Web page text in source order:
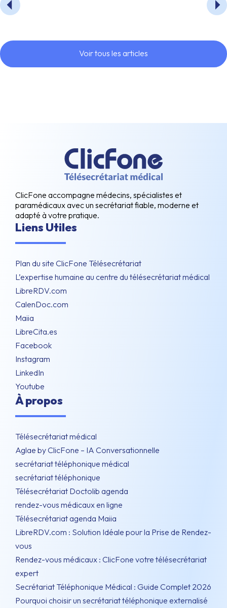
Voir tous les articles
ClicFone accompagne médecins, spécialistes et
paramédicaux avec un secrétariat fiable, moderne et
adapté à votre pratique.
Liens Utiles
Plan du site ClicFone Télésecrétariat
L’expertise humaine au centre du télésecrétariat médical
LibreRDV.com
CalenDoc.com
Maiia
LibreCita.es
Facebook
Instagram
LinkedIn
Youtube
À propos
Télésecrétariat médical
Aglae by ClicFone – IA Conversationnelle
secrétariat téléphonique médical
secrétariat téléphonique
Télésecrétariat Doctolib agenda
rendez-vous médicaux en ligne
Télésecrétariat agenda Maiia
LibreRDV.com : Solution Idéale pour la Prise de Rendez-
vous
Rendez-vous médicaux : ClicFone votre télésecrétariat
expert
Secrétariat Téléphonique Médical : Guide Complet 2026
Pourquoi choisir un secrétariat téléphonique externalisé